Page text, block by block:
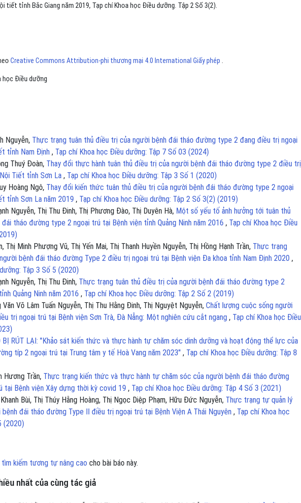
tiết tỉnh Bắc Giang năm 2019, Tạp chí Khoa học Điều dưỡng. Tập 2 Số 3(2).
Creative Commons Attribution-phi thương mại 4.0 International Giấy phép .
học Điều dưỡng
Nguyễn, Thực trạng tuân thủ điều trị của người bệnh đái tháo đường type 2 đang điều trị ngoại
tỉnh Nam Định , Tạp chí Khoa học Điều dưỡng: Tập 7 Số 03 (2024)
Thuý Đoàn, Thay đổi thực hành tuân thủ điều trị của người bệnh đái tháo đường type 2 điều trị
Tiết tỉnh Sơn La , Tạp chí Khoa học Điều dưỡng: Tập 3 Số 1 (2020)
Hoàng Ngô, Thay đổi kiến thức tuân thủ điều trị của người bệnh đái tháo đường type 2 ngoại
tỉnh Sơn La năm 2019 , Tạp chí Khoa học Điều dưỡng: Tập 2 Số 3(2) (2019)
Nguyễn, Thị Thu Đinh, Thị Phương Đào, Thị Duyên Hà, Một số yếu tố ảnh hưởng tới tuân thủ
tháo đường type 2 ngoại trú tại Bệnh viện tỉnh Quảng Ninh năm 2016 , Tạp chí Khoa học Điều
Thị Minh Phượng Vũ, Thị Yến Mai, Thị Thanh Huyền Nguyễn, Thị Hồng Hạnh Trần, Thực trạng
bệnh đái tháo đường Type 2 điều trị ngoại trú tại Bệnh viện Đa khoa tỉnh Nam Định 2020 ,
Tập 3 Số 5 (2020)
Nguyễn, Thị Thu Đinh, Thực trạng tuân thủ điều trị của người bệnh đái tháo đường type 2
Quảng Ninh năm 2016 , Tạp chí Khoa học Điều dưỡng: Tập 2 Số 2 (2019)
Văn Võ Lâm Tuấn Nguyễn, Thị Thu Hằng Đinh, Thị Nguyệt Nguyễn, Chất lượng cuộc sống người
trị ngoại trú tại Bệnh viện Sơn Trà, Đà Nẵng: Một nghiên cứu cắt ngang , Tạp chí Khoa học Điều
BỊ RÚT LẠI: "Khảo sát kiến thức và thực hành tự chăm sóc dinh dưỡng và hoạt động thể lực của
típ 2 ngoại trú tại Trung tâm y tế Hoà Vang năm 2023" , Tạp chí Khoa học Điều dưỡng: Tập 8
Hương Trần, Thực trạng kiến thức và thực hành tự chăm sóc của người bệnh đái tháo đường
Bệnh viện Xây dựng thời kỳ covid 19 , Tạp chí Khoa học Điều dưỡng: Tập 4 Số 3 (2021)
Bùi, Thị Thúy Hằng Hoàng, Thị Ngọc Diệp Phạm, Hữu Đức Nguyễn, Thực trạng tự quản lý
đái tháo đường Type II điều trị ngoại trú tại Bệnh Viện A Thái Nguyên , Tạp chí Khoa học
(2020)
kiếm tương tự nâng cao cho bài báo này.
nhất của cùng tác giả